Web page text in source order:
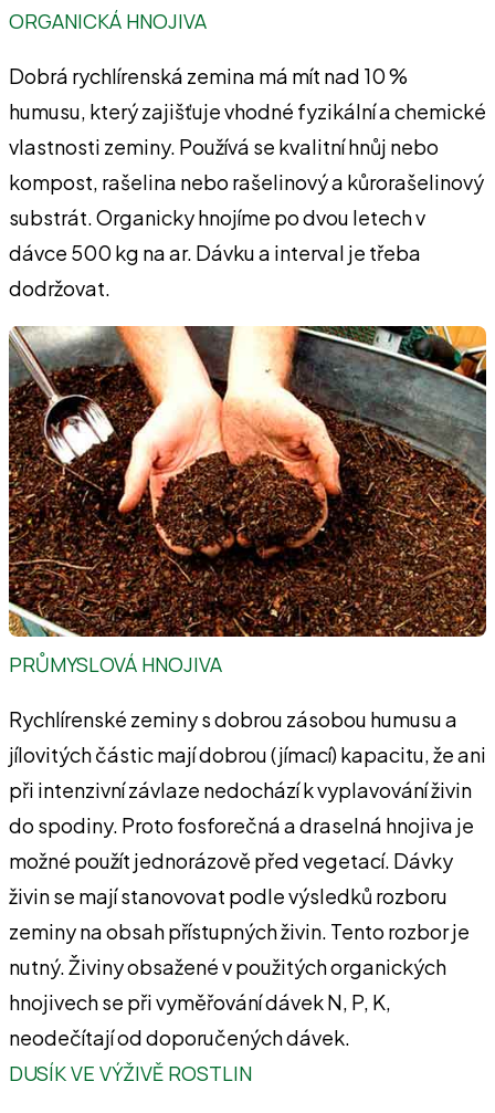
ORGANICKÁ HNOJIVA
Dobrá rychlírenská zemina má mít nad 10 %
humusu, který zajišťuje vhodné fyzikální a chemické
vlastnosti zeminy. Používá se kvalitní hnůj nebo
kompost, rašelina nebo rašelinový a kůrorašelinový
substrát. Organicky hnojíme po dvou letech v
dávce 500 kg na ar. Dávku a interval je třeba
dodržovat.
PRŮMYSLOVÁ HNOJIVA
Rychlírenské zeminy s dobrou zásobou humusu a
jílovitých částic mají dobrou (jímací) kapacitu, že ani
při intenzivní závlaze nedochází k vyplavování živin
do spodiny. Proto fosforečná a draselná hnojiva je
možné použít jednorázově před vegetací. Dávky
živin se mají stanovovat podle výsledků rozboru
zeminy na obsah přístupných živin. Tento rozbor je
nutný. Živiny obsažené v použitých organických
hnojivech se při vyměřování dávek N, P, K,
neodečítají od doporučených dávek.
DUSÍK VE VÝŽIVĚ ROSTLIN